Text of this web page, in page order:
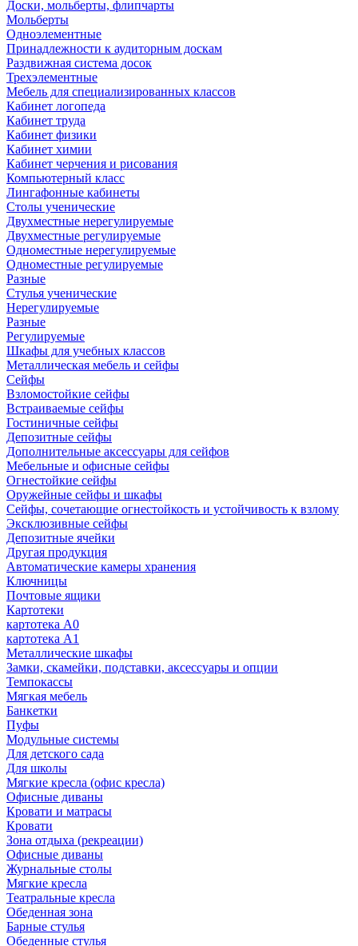
Доски, мольберты, флипчарты
Мольберты
Одноэлементные
Принадлежности к аудиторным доскам
Раздвижная система досок
Трехэлементные
Мебель для специализированных классов
Кабинет логопеда
Кабинет труда
Кабинет физики
Кабинет химии
Кабинет черчения и рисования
Компьютерный класс
Лингафонные кабинеты
Столы ученические
Двухместные нерегулируемые
Двухместные регулируемые
Одноместные нерегулируемые
Одноместные регулируемые
Разные
Стулья ученические
Нерегулируемые
Разные
Регулируемые
Шкафы для учебных классов
Металлическая мебель и сейфы
Сейфы
Взломостойкие сейфы
Встраиваемые сейфы
Гостиничные сейфы
Депозитные сейфы
Дополнительные аксессуары для сейфов
Мебельные и офисные сейфы
Огнестойкие сейфы
Оружейные сейфы и шкафы
Сейфы, сочетающие огнестойкость и устойчивость к взлому
Эксклюзивные сейфы
Депозитные ячейки
Другая продукция
Автоматические камеры хранения
Ключницы
Почтовые ящики
Картотеки
картотека А0
картотека А1
Металлические шкафы
Замки, скамейки, подставки, аксессуары и опции
Темпокассы
Мягкая мебель
Банкетки
Пуфы
Модульные системы
Для детского сада
Для школы
Мягкие кресла (офис кресла)
Офисные диваны
Кровати и матрасы
Кровати
Зона отдыха (рекреации)
Офисные диваны
Журнальные столы
Мягкие кресла
Театральные кресла
Обеденная зона
Барные стулья
Обеденные стулья